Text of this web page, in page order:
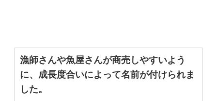
漁師さんや魚屋さんが商売しやすいよう
に、成長度合いによって名前が付けられま
した。